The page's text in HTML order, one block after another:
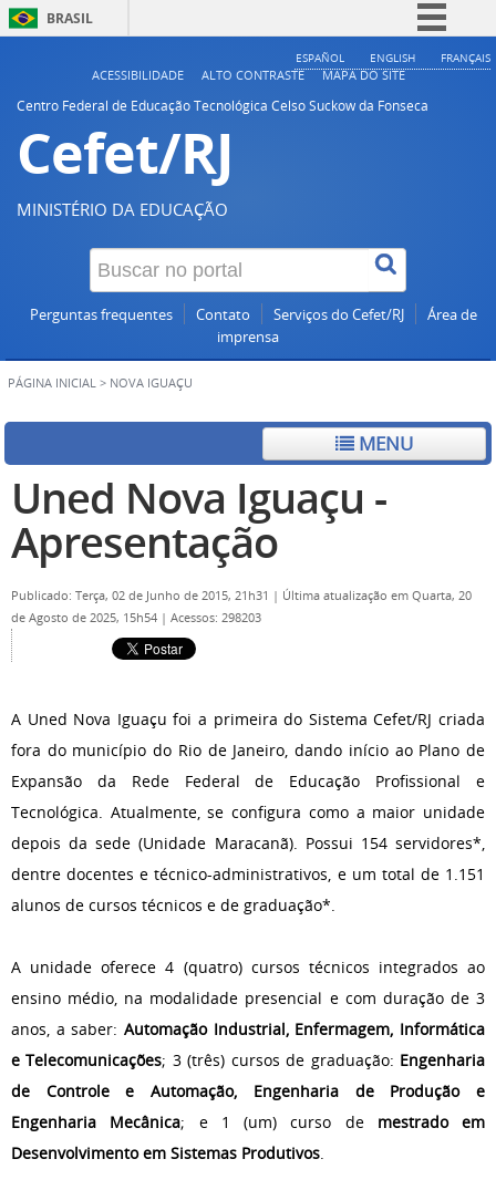
BRASIL
Simplifique!
ESPAÑOL ENGLISH FRANÇAIS
ACESSIBILIDADE ALTO CONTRASTE
MAPA DO SITE
Centro Federal de Educação Tecnológica Celso Suckow da Fonseca
Cefet/RJ
MINISTÉRIO DA EDUCAÇÃO
Perguntas frequentes Contato Serviços do Cefet/RJ
Área de
imprensa
PÁGINA INICIAL > NOVA IGUAÇU
MENU
Uned Nova Iguaçu -
Apresentação
Publicado: Terça, 02 de Junho de 2015, 21h31 | Última atualização em Quarta, 20
de Agosto de 2025, 15h54 | Acessos: 298203
A Uned Nova Iguaçu foi a primeira do Sistema Cefet/RJ criada
fora do município do Rio de Janeiro, dando início ao Plano de
Expansão da Rede Federal de Educação Profissional e
Tecnológica. Atualmente, se configura como a maior unidade
depois da sede (Unidade Maracanã). Possui 154 servidores*,
dentre docentes e técnico-administrativos, e um total de 1.151
alunos de cursos técnicos e de graduação*.
A unidade oferece 4 (quatro) cursos técnicos integrados ao
ensino médio, na modalidade presencial e com duração de 3
anos, a saber: Automação Industrial, Enfermagem, Informática
e Telecomunicações; 3 (três) cursos de graduação: Engenharia
de Controle e Automação, Engenharia de Produção e
Engenharia Mecânica; e 1 (um) curso de mestrado
em
Desenvolvimento em Sistemas Produtivos.